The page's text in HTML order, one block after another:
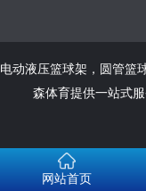
电动液压篮球架 ， 圆管篮
森体育提供一站式服
网站首页